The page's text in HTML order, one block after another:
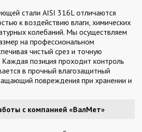
стали AISI 316L отличаются
к воздействию влаги, химических
колебаний. Мы осуществляем
на профессиональном
чистый срез и точную
позиция проходит контроль
в прочный влагозащитный
повреждения при хранении и
с компанией «ВалМет»